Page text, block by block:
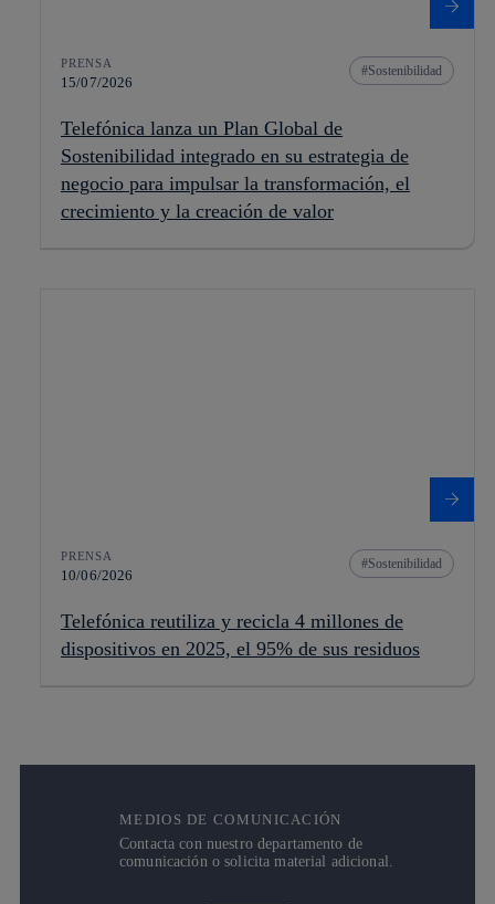
PRENSA
15/07/2026
Sostenibilidad
Telefónica lanza un Plan Global de
Sostenibilidad integrado en su estrategia de
negocio para impulsar la transformación, el
crecimiento y la creación de valor
PRENSA
10/06/2026
Sostenibilidad
Telefónica reutiliza y recicla 4 millones de
dispositivos en 2025, el 95% de sus residuos
MEDIOS DE COMUNICACIÓN
Contacta con nuestro departamento de
comunicación o solicita material adicional.